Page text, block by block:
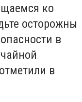
ко
осторожны
в
в